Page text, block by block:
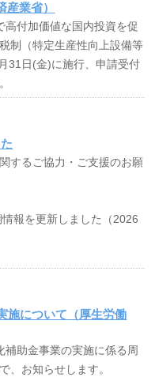
業省）
高付加価値な国内投資を促
制（特定生産性向上設備等
31日(金)に施行、申請受付
するご協力・ご支援のお願
報を更新しました（2026
施について（厚生労働
補助金事業の実施に係る周
、お知らせします。